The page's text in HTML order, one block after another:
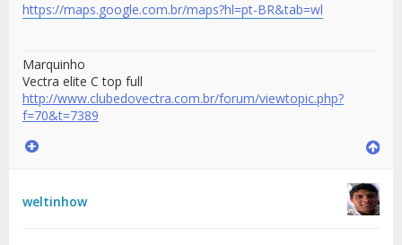
https://maps.google.com.br/maps?hl=pt-BR&tab=wl
Marquinho
Vectra elite C top full
http://www.clubedovectra.com.br/forum/viewtopic.php?
f=70&t=7389
weltinhow